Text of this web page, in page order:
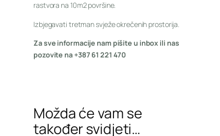
rastvora na 10m2 površine.
Izbjegavati tretman svježe okrečenih prostorija.
Za sve informacije nam pišite u inbox ili nas
pozovite na +387 61 221 470
Možda će vam se
također svidjeti…